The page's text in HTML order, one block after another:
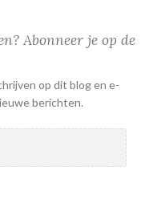
Abonneer je op de
op dit blog en e-
berichten.